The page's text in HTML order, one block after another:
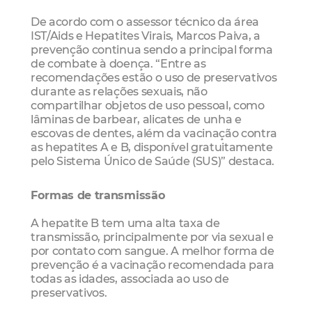
De acordo com o assessor técnico da área
IST/Aids e Hepatites Virais, Marcos Paiva, a
prevenção continua sendo a principal forma
de combate à doença. “Entre as
recomendações estão o uso de preservativos
durante as relações sexuais, não
compartilhar objetos de uso pessoal, como
lâminas de barbear, alicates de unha e
escovas de dentes, além da vacinação contra
as hepatites A e B, disponível gratuitamente
pelo Sistema Único de Saúde (SUS)” destaca.
Formas de transmissão
A hepatite B tem uma alta taxa de
transmissão, principalmente por via sexual e
por contato com sangue. A melhor forma de
prevenção é a vacinação recomendada para
todas as idades, associada ao uso de
preservativos.